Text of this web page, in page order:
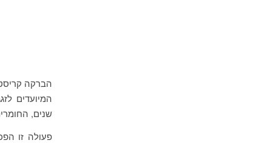
הברקה
שנים,
פעולה זו